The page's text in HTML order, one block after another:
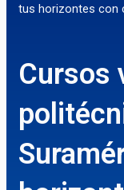
tus horizontes con
Cursos